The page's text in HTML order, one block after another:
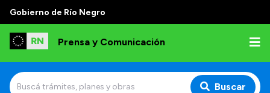
Gobierno de Río Negro
Prensa y Comunicación
Buscar